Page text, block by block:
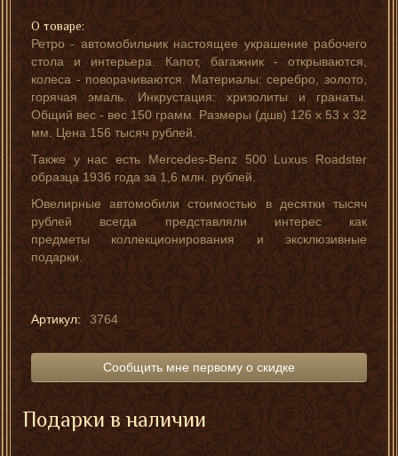
О товаре:
Ретро - автомобильчик настоящее украшение рабочего
стола и интерьера. Капот, багажник - открываются,
колеса - поворачиваются. Материалы: серебро, золото,
горячая эмаль. Инкрустация: хризолиты и гранаты.
Общий вес - вес 150 грамм. Размеры (дшв) 126 х 53 х 32
мм. Цена 156 тысяч рублей.
Также у нас есть Mercedes-Benz 500 Luxus Roadster
образца 1936 года за 1,6 млн. рублей.
Ювелирные автомобили стоимостью в десятки тысяч
рублей всегда представляли интерес как
предметы коллекционирования и эксклюзивные
подарки.
Артикул: 3764
Сообщить мне первому о скидке
Подарки в наличии